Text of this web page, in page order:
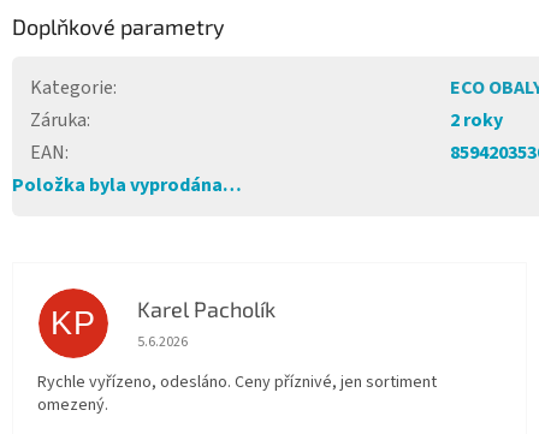
Doplňkové parametry
Kategorie:
ECO
Záruka:
2 roky
EAN:
Položka byla vyprodána…
KP Karel Pacholík
Hodnocení obchodu je 4 z 5 hvězdiček.
5.6.2026
Rychle vyřízeno, odesláno. Ceny příznivé, jen sortiment
omezený.